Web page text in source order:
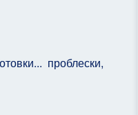
проблески,